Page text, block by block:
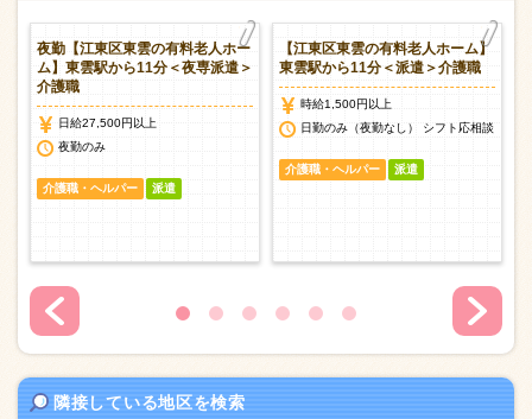
夜勤【江東区東雲の有料老人ホー
ム】東雲駅から11分＜夜専派遣＞
介護職
日給27,500円以上
夜勤のみ
介護職・ヘルパー 派遣
【江東区東雲の有料老人ホーム】
東雲駅から11分＜派遣＞介護職
時給1,500円以上
日勤のみ（夜勤なし） シフト応相談
介護職・ヘルパー 派遣
隣接している地区を検索